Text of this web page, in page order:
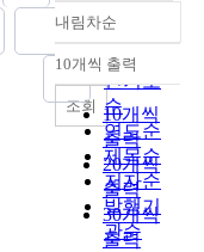
정확도
순
인기도
순
연도순
제목순
저자순
발행기
관순
내림차순
내림차순
10개씩 출력
10개씩
출력
20개씩
출력
30개씩
출력
조회